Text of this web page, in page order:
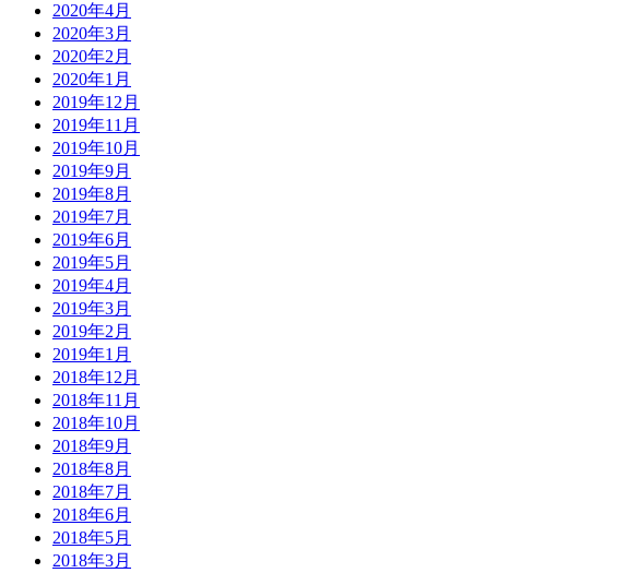
2020年4月
2020年3月
2020年2月
2020年1月
2019年12月
2019年11月
2019年10月
2019年9月
2019年8月
2019年7月
2019年6月
2019年5月
2019年4月
2019年3月
2019年2月
2019年1月
2018年12月
2018年11月
2018年10月
2018年9月
2018年8月
2018年7月
2018年6月
2018年5月
2018年3月